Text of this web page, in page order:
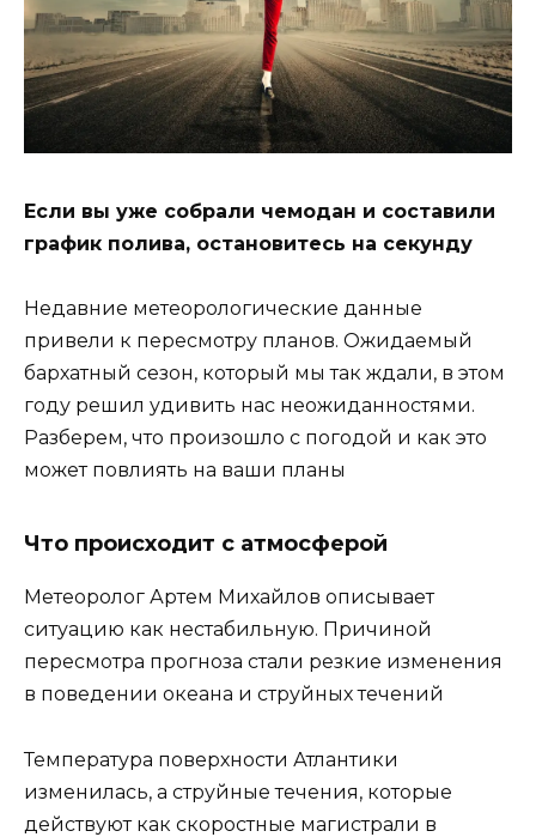
Если вы уже собрали чемодан и составили
график полива, остановитесь на секунду
Недавние метеорологические данные
привели к пересмотру планов. Ожидаемый
бархатный сезон, который мы так ждали, в этом
году решил удивить нас неожиданностями.
Разберем, что произошло с погодой и как это
может повлиять на ваши планы
Что происходит с атмосферой
Метеоролог Артем Михайлов описывает
ситуацию как нестабильную. Причиной
пересмотра прогноза стали резкие изменения
в поведении океана и струйных течений
Температура поверхности Атлантики
изменилась, а струйные течения, которые
действуют как скоростные магистрали в